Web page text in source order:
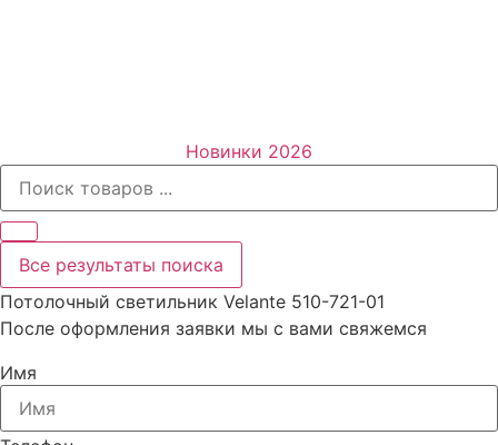
Новинки 2026
Все результаты поиска
Потолочный светильник Velante 510-721-01
После оформления заявки мы с вами свяжемся
Имя